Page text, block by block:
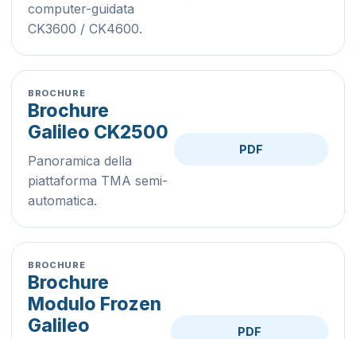
computer-guidata
CK3600 / CK4600.
BROCHURE
Brochure
Galileo CK2500
Panoramica della
piattaforma TMA semi-
automatica.
PDF
BROCHURE
Brochure
Modulo Frozen
Galileo
PDF